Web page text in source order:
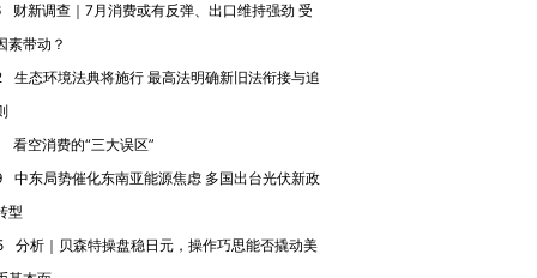
财新调查｜7月消费或有反弹、出口维持强劲 受
素带动？
生态环境法典将施行 最高法明确新旧法衔接与追
看空消费的“三大误区”
中东局势催化东南亚能源焦虑 多国出台光伏新政
型
分析｜贝森特操盘稳日元，操作巧思能否撬动美